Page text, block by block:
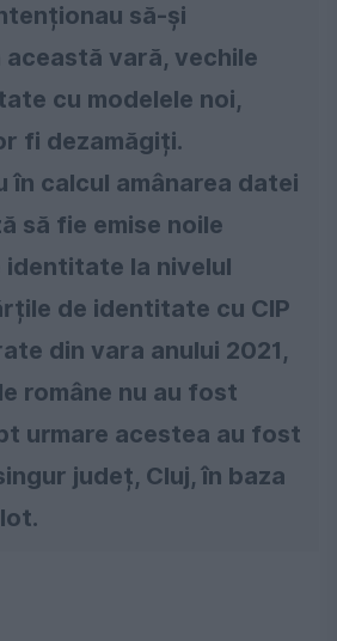
să-și
această vară, vechile
cu modelele noi,
fi dezamăgiți.
calcul amânarea datei
să fie emise noile
identitate la nivelul
de identitate cu CIP
din vara anului 2021,
române nu au fost
urmare acestea au fost
județ, Cluj, în baza